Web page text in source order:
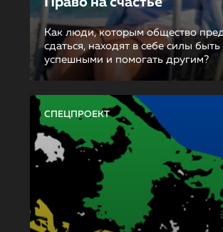
Как люди, которым общество
сдаться, находят в себе силы быть
успешными и помогать другим?
СПЕЦПРОЕКТ